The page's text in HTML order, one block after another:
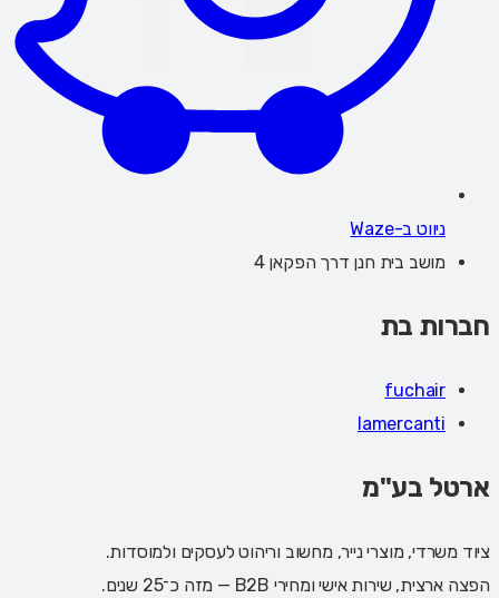
ניווט ב-Waze
מושב בית חנן דרך הפקאן 4
חברות בת
fuchair
lamercanti
ארטל בע"מ
ציוד משרדי, מוצרי נייר, מחשוב וריהוט לעסקים ולמוסדות.
הפצה ארצית, שירות אישי ומחירי B2B — מזה כ־25 שנים.